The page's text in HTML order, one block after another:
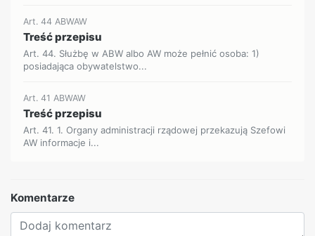
Art. 44 ABWAW
Treść przepisu
Art. 44. Służbę w ABW albo AW może pełnić osoba: 1)
posiadająca obywatelstwo...
Art. 41 ABWAW
Treść przepisu
Art. 41. 1. Organy administracji rządowej przekazują Szefowi
AW informacje i...
Komentarze